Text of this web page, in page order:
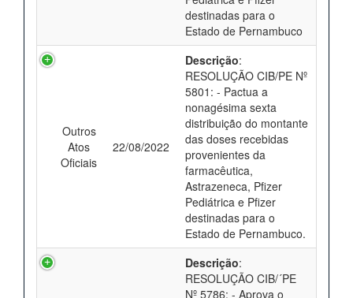
destinadas para o
Estado de Pernambuco
Outros
Atos
Oficiais
22/08/2022
Descrição:
RESOLUÇÃO CIB/PE Nº
5801: - Pactua a
nonagésima sexta
distribuição do montante
das doses recebidas
provenientes da
farmacêutica,
Astrazeneca, Pfizer
Pediátrica e Pfizer
destinadas para o
Estado de Pernambuco.
Descrição:
RESOLUÇÃO CIB/´PE
Nº 5786: - Aprova o